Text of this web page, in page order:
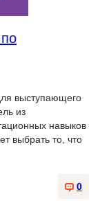
выступающего
из
навыков
выбрать то, что
0